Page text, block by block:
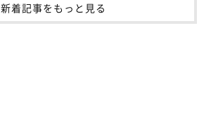
新着記事をもっと見る